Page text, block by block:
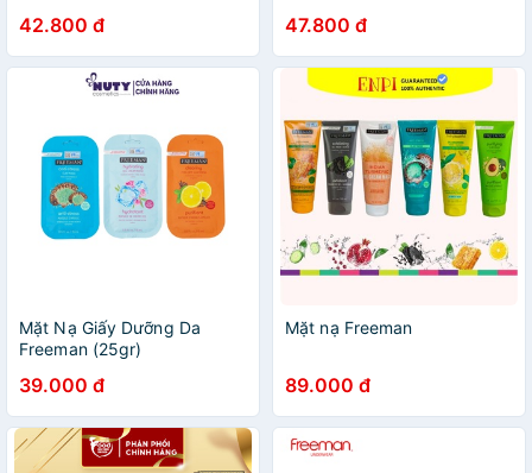
42.800 đ
6042
47.800 đ
Mặt Nạ Giấy Dưỡng Da
Freeman (25gr)
39.000 đ
Mặt nạ Freeman
89.000 đ